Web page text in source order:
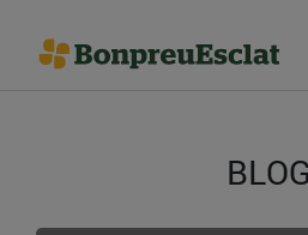
BLOG